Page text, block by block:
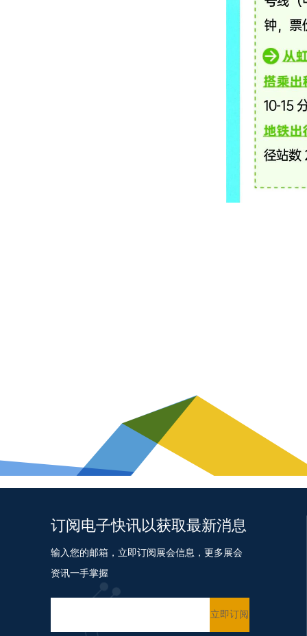
订阅电子快讯以获取最新消息
输入您的邮箱，立即订阅展会信息，更多展会
资讯一手掌握